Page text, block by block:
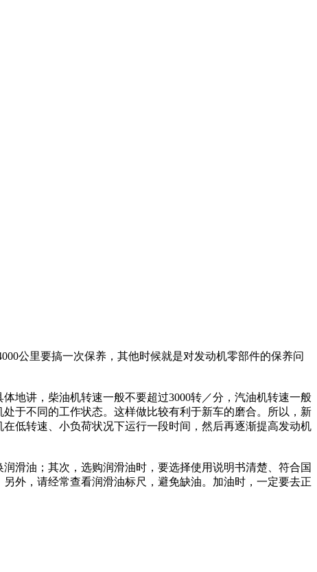
公里要搞一次保养，其他时候就是对发动机零部件的保养问
地讲，柴油机转速一般不要超过3000转／分，汽油机转速一般
于不同的工作状态。这样做比较有利于新车的磨合。所以，新
低转速、小负荷状况下运行一段时间，然后再逐渐提高发动机
油；其次，选购润滑油时，要选择使用说明书清楚、符合国
外，请经常查看润滑油标尺，避免缺油。加油时，一定要去正